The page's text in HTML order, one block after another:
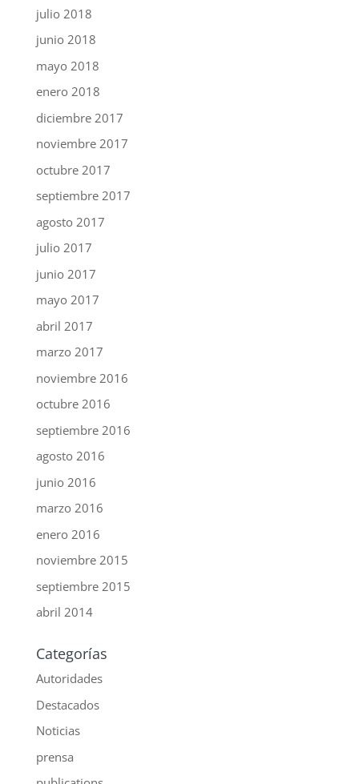
julio 2018
junio 2018
mayo 2018
enero 2018
diciembre 2017
noviembre 2017
octubre 2017
septiembre 2017
agosto 2017
julio 2017
junio 2017
mayo 2017
abril 2017
marzo 2017
noviembre 2016
octubre 2016
septiembre 2016
agosto 2016
junio 2016
marzo 2016
enero 2016
noviembre 2015
septiembre 2015
abril 2014
Categorías
Autoridades
Destacados
Noticias
prensa